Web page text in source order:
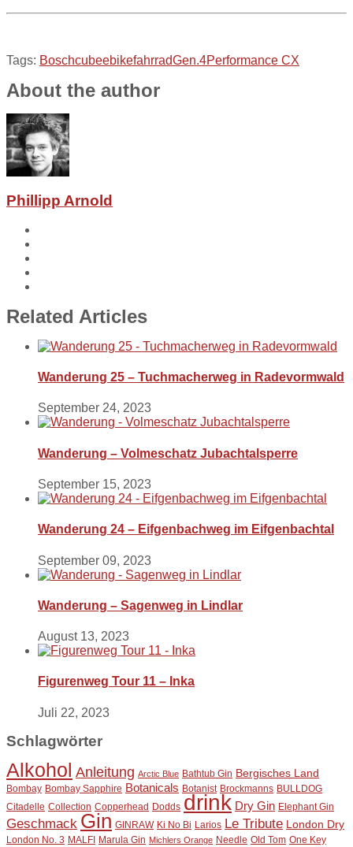
Tags: BoschcubeebikefahrradGen.4Performance CX
About the author
Phillipp Arnold
Related Articles
Wanderung 25 – Tuchmacherweg in Radevormwald
September 24, 2023
Wanderung – Volmeschatz Jubachtalsperre
September 15, 2023
Wanderung 24 – Eifgenbachweg im Eifgenbachtal
September 09, 2023
Wanderung – Sagenweg in Lindlar
August 13, 2023
Figurenweg Tour 11 – Inka
Juli 22, 2023
Schlagwörter
Alkohol Anleitung Arctic Blue Bathtub Gin Bergisches Land
Bombay Bombay Sapphire Botanicals Botanist Brockmanns BULLDOG
Citadelle Collection Copperhead Dodds drink Dry Gin Elephant Gin
Geschmack Gin GINRAW Ki No Bi Larios Le Tribute London Dry
London No. 3 MALFI Marula Gin Michlers Orange Needle Old Tom One Key